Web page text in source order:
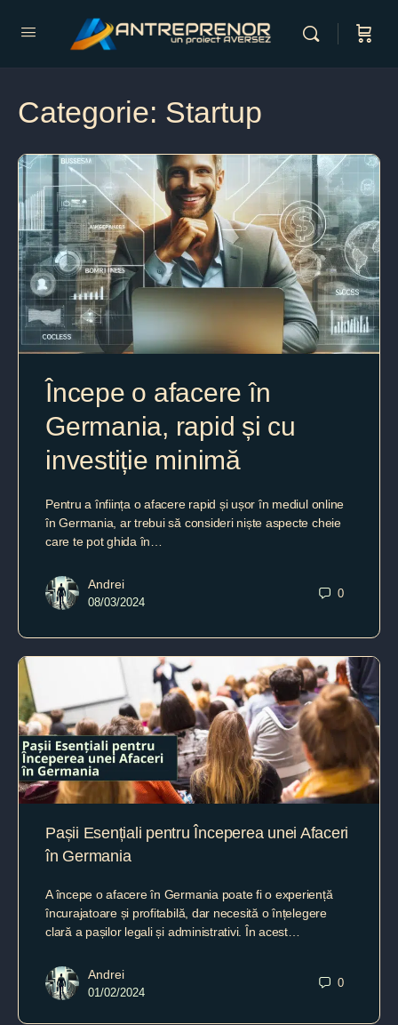
Categorie: Startup
Începe o afacere în
Germania, rapid și cu
investiție minimă
Pentru a înființa o afacere rapid și ușor în mediul online
în Germania, ar trebui să consideri niște aspecte cheie
care te pot ghida în…
Andrei
08/03/2024
0
Pașii Esențiali pentru Începerea unei Afaceri
în Germania
A începe o afacere în Germania poate fi o experiență
încurajatoare și profitabilă, dar necesită o înțelegere
clară a pașilor legali și administrativi. În acest…
Andrei
01/02/2024
0